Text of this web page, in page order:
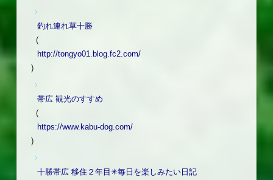
釣れ連れ草十勝
(
http://tongyo01.blog.fc2.com/
)
帯広 観光のすすめ
(
https://www.kabu-dog.com/
)
十勝帯広 移住２年目✳︎毎日を楽しみたい日記